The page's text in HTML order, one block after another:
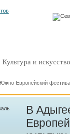
Культура и искусство
Европейский
В